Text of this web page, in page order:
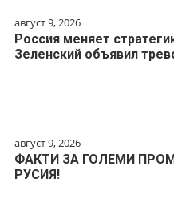
август 9, 2026
Россия меняет
Зеленский объявил
август 9, 2026
ФАКТИ ЗА ГОЛЕМИ
РУСИЯ!